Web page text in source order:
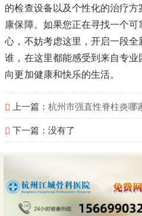
的检查设备以及个性化的治疗
康保障。如果您正在寻找一个
心，不妨考虑这里，开启一段
谁，在这里都能感受到来自专
向更加健康和快乐的生活。
上一篇：杭州市强直性脊柱炎哪
下一篇：没有了